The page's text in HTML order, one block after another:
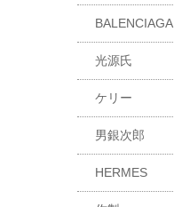
BALENCIAGA
光源氏
ケリー
男銀次郎
HERMES